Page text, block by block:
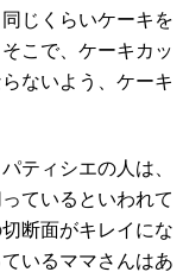
じくらいケーキを
こで、ケーキカッ
ないよう、ケーキ
ティシエの人は、
ているといわれて
断面がキレイにな
いるママさんはあ